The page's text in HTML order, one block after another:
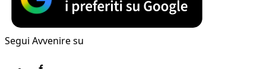
Segui Avvenire su